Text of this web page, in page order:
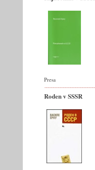
Presa
Roden v SSSR